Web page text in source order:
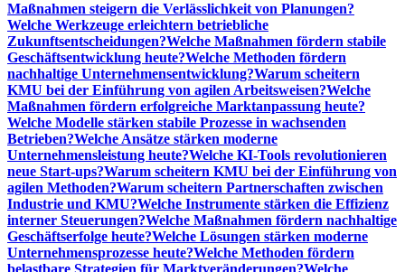
Maßnahmen steigern die Verlässlichkeit von Planungen?
Welche Werkzeuge erleichtern betriebliche
Zukunftsentscheidungen?Welche Maßnahmen fördern stabile
Geschäftsentwicklung heute?Welche Methoden fördern
nachhaltige Unternehmensentwicklung?Warum scheitern
KMU bei der Einführung von agilen Arbeitsweisen?Welche
Maßnahmen fördern erfolgreiche Marktanpassung heute?
Welche Modelle stärken stabile Prozesse in wachsenden
Betrieben?Welche Ansätze stärken moderne
Unternehmensleistung heute?Welche KI-Tools revolutionieren
neue Start-ups?Warum scheitern KMU bei der Einführung von
agilen Methoden?Warum scheitern Partnerschaften zwischen
Industrie und KMU?Welche Instrumente stärken die Effizienz
interner Steuerungen?Welche Maßnahmen fördern nachhaltige
Geschäftserfolge heute?Welche Lösungen stärken moderne
Unternehmensprozesse heute?Welche Methoden fördern
belastbare Strategien für Marktveränderungen?Welche